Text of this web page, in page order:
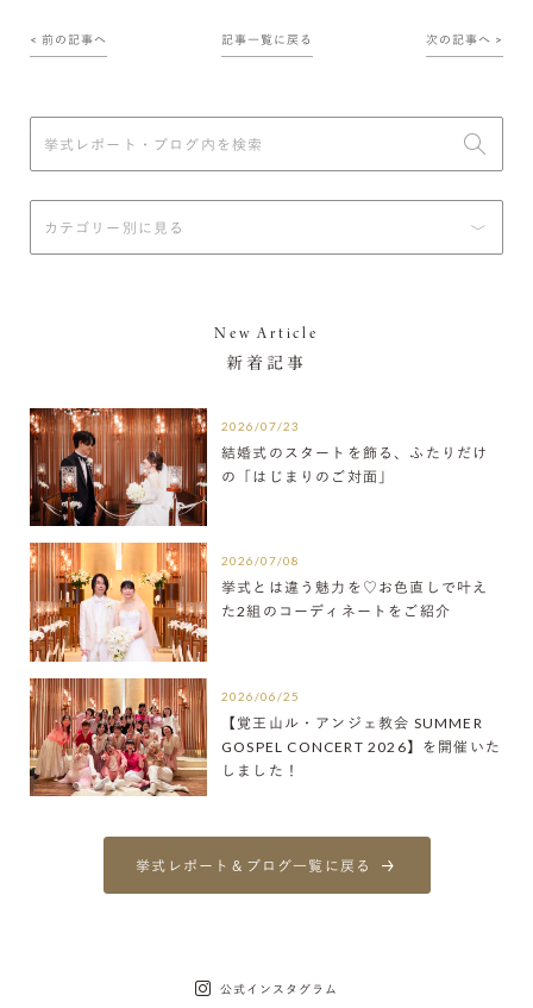
< 前の記事へ 記事一覧に戻る 次の記事へ >
New Article
新着記事
2026/07/23
結婚式のスタートを飾る、ふたりだけ
の「はじまりのご対面」
2026/07/08
挙式とは違う魅力を♡お色直しで叶え
た2組のコーディネートをご紹介
2026/06/25
【覚王山ル・アンジェ教会 SUMMER
GOSPEL CONCERT 2026】を開催いた
しました！
挙式レポート＆ブログ一覧に戻る
公式インスタグラム